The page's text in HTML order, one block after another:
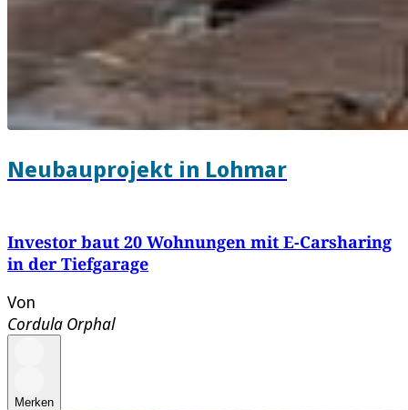
Neubauprojekt in Lohmar
Investor baut 20 Wohnungen mit E-Carsharing
in der Tiefgarage
Von
Cordula Orphal
Merken